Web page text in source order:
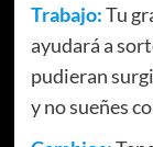
Trabajo:Tu
ayudará a
pudieran
y no sueñes